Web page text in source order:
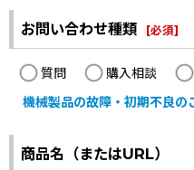
お問い合わせ種類 [必須]
質問 購入相談
機械製品の故障・初期不良の
商品名（またはURL）